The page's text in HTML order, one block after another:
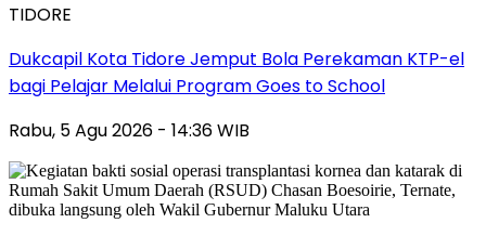
TIDORE
Dukcapil Kota Tidore Jemput Bola Perekaman KTP-el
bagi Pelajar Melalui Program Goes to School
Rabu, 5 Agu 2026 - 14:36 WIB